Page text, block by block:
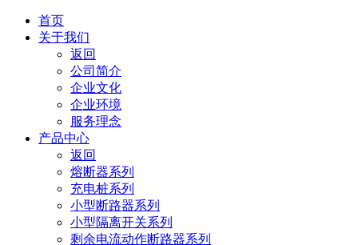
首页
关于我们
返回
公司简介
企业文化
企业环境
服务理念
产品中心
返回
熔断器系列
充电桩系列
小型断路器系列
小型隔离开关系列
剩余电流动作断路器系列